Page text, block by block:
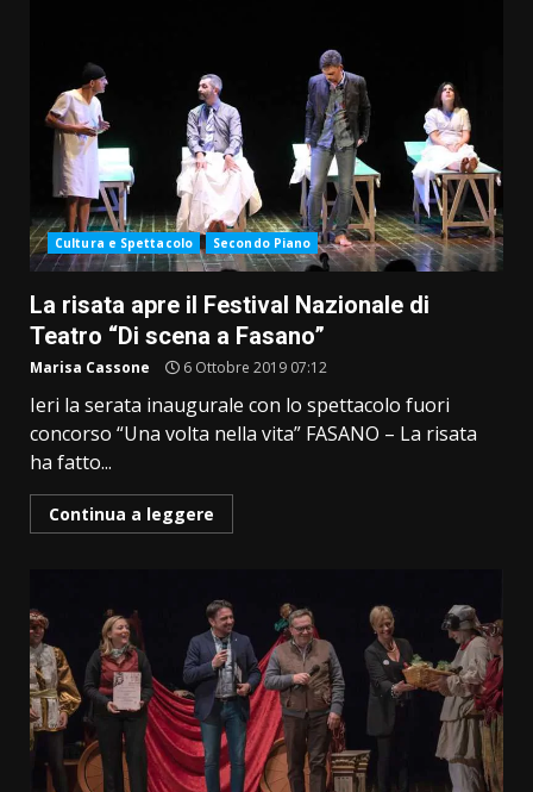
Cultura e Spettacolo Secondo Piano
La risata apre il Festival Nazionale di
Teatro “Di scena a Fasano”
Marisa Cassone 6 Ottobre 2019 07:12
Ieri la serata inaugurale con lo spettacolo fuori
concorso “Una volta nella vita” FASANO – La risata
ha fatto...
Continua a leggere